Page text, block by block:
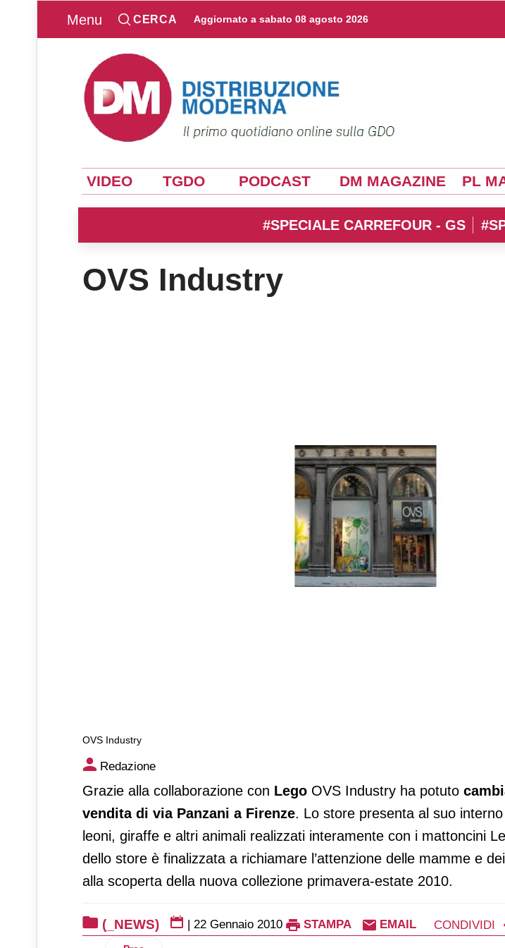
Menu CERCA Aggiornato a sabato 08 agosto 2026
VIDEO TGDO PODCAST DM MAGAZINE PL
#SPECIALE CARREFOUR - GS
OVS Industry
OVS Industry
OVS Industry
Redazione
Grazie alla collaborazione con Lego OVS Industry ha potuto
vendita di via Panzani a Firenze. Lo store presenta al suo
leoni, giraffe e altri animali realizzati interamente con i mattoncini
dello store è finalizzata a richiamare l’attenzione delle mamme e
alla scoperta della nuova collezione primavera-estate 2010.
(_NEWS) | 22 Gennaio 2010 STAMPA EMAIL CONDIVIDI